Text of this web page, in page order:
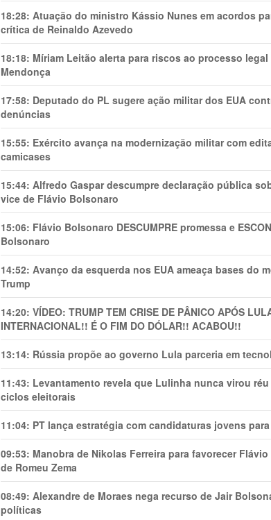
18:28: Atuação do ministro Kássio Nunes em acordos
crítica de Reinaldo Azevedo
18:18: Míriam Leitão alerta para riscos ao processo
Mendonça
17:58: Deputado do PL sugere ação militar dos EUA
denúncias
15:55: Exército avança na modernização militar com
camicases
15:44: Alfredo Gaspar descumpre declaração pública
vice de Flávio Bolsonaro
15:06: Flávio Bolsonaro DESCUMPRE promessa e
Bolsonaro
14:52: Avanço da esquerda nos EUA ameaça bases do
Trump
14:20: VÍDEO: TRUMP TEM CRlSE DE PÂNlCO APÓS
INTERNACIONAL!! É O FIM DO DÓLAR!! ACABOU!!
13:14: Rússia propõe ao governo Lula parceria em
11:43: Levantamento revela que Lulinha nunca virou
ciclos eleitorais
11:04: PT lança estratégia com candidaturas jovens
09:53: Manobra de Nikolas Ferreira para favorecer
de Romeu Zema
08:49: Alexandre de Moraes nega recurso de Jair
políticas